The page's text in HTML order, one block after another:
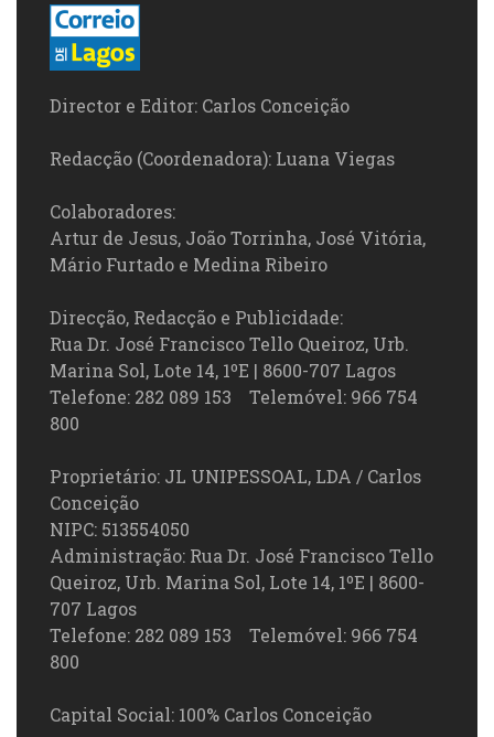
Director e Editor: Carlos Conceição
Redacção (Coordenadora): Luana Viegas
Colaboradores:
Artur de Jesus, João Torrinha, José Vitória,
Mário Furtado e Medina Ribeiro
Direcção, Redacção e Publicidade:
Rua Dr. José Francisco Tello Queiroz, Urb.
Marina Sol, Lote 14, 1ºE | 8600-707 Lagos
Telefone: 282 089 153 Telemóvel: 966 754
800
Proprietário: JL UNIPESSOAL, LDA / Carlos
Conceição
NIPC: 513554050
Administração: Rua Dr. José Francisco Tello
Queiroz, Urb. Marina Sol, Lote 14, 1ºE | 8600-
707 Lagos
Telefone: 282 089 153 Telemóvel: 966 754
800
Capital Social: 100% Carlos Conceição